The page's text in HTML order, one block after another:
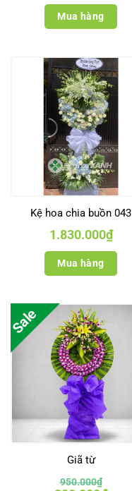
Mua hàng
Kệ hoa chia buồn 043
1.830.000₫
Mua hàng
Sale
Giã từ
950.000₫